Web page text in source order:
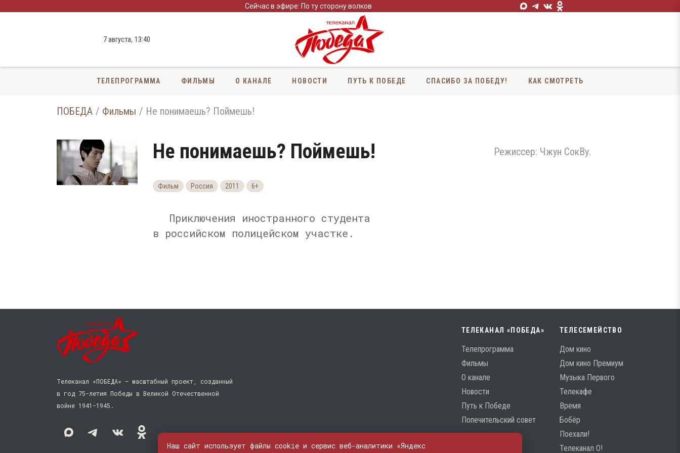
Сейчас в эфире: По ту сторону волков
7 августа, 13:40
ТЕЛЕПРОГРАММА ФИЛЬМЫ О КАНАЛЕ НОВОСТИ ПУТЬ К ПОБЕДЕ СПАСИБО ЗА ПОБЕДУ! КАК СМОТРЕТЬ
ПОБЕДА Фильмы Не понимаешь? Поймешь!
Не понимаешь? Поймешь!
Фильм Россия 2011 6+
Приключения иностранного студента
в российском полицейском участке.
Режиссер: Чжун СокВу.
Телеканал «ПОБЕДА» — масштабный проект, созданный
в год 75-летия Победы в Великой Отечественной
войне 1941−1945.
ТЕЛЕКАНАЛ «ПОБЕДА»
Телепрограмма
Фильмы
О канале
Новости
Путь к Победе
Попечительский совет
ТЕЛЕСЕМЕЙСТВО
Дом кино
Дом кино Премиум
Музыка Первого
Телекафе
Время
Бобёр
Поехали!
Телеканал О!
Наш сайт использует файлы cookie и сервис веб-аналитики «Яндекс